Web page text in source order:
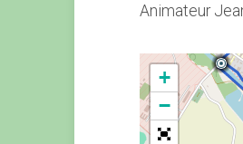
Animateur
+
−